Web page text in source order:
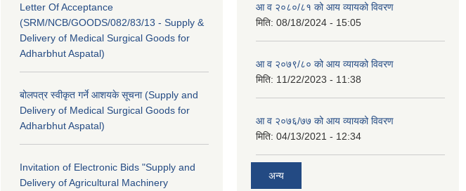
Letter Of Acceptance
(SRM/NCB/GOODS/082/83/13 - Supply &
Delivery of Medical Surgical Goods for
Adharbhut Aspatal)
बोलपत्र स्वीकृत गर्ने आशयके सूचना (Supply and
Delivery of Medical Surgical Goods for
Adharbhut Aspatal)
Invitation of Electronic Bids "Supply and
Delivery of Agricultural Machinery
आ व २०८०/८१ को आय व्यायको विवरण
मिति: 08/18/2024 - 15:05
आ व २०७९/८० को आय व्यायको विवरण
मिति: 11/22/2023 - 11:38
आ व २०७६/७७ को आय व्यायको विवरण
मिति: 04/13/2021 - 12:34
अन्य